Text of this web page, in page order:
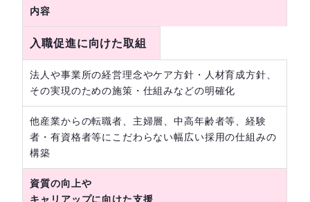
内容
入職促進に向けた取組
法人や事業所の経営理念やケア方針・人材育成方針、
その実現のための施策・仕組みなどの明確化
他産業からの転職者、主婦層、中高年齢者等、経験
者・有資格者等にこだわらない幅広い採用の仕組みの
構築
資質の向上や
キャリアップに向けた支援